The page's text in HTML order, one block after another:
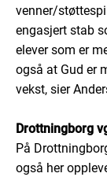
venner/
engasjert stab
elever som er
også at Gud er
vekst, sier
Drottningborg
På
også her